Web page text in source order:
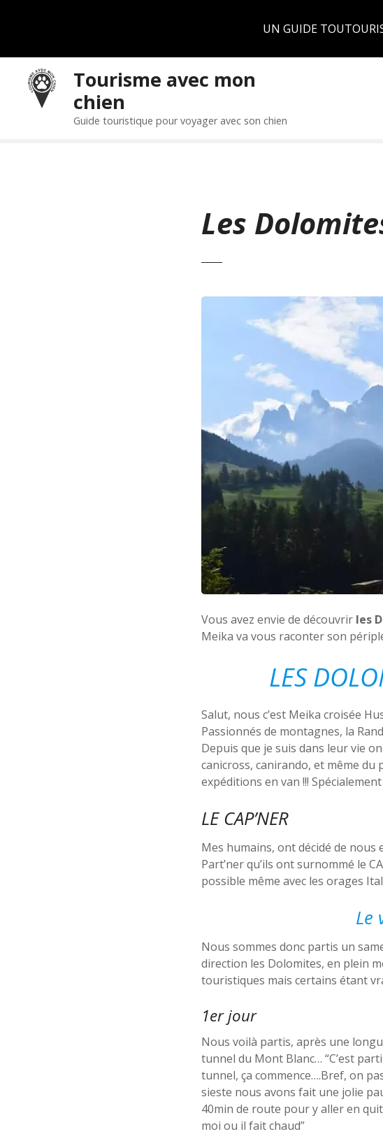
UN GUIDE
Tourisme avec mon
chien
Guide touristique pour voyager avec son chien
Les
Vous avez envie de découvrir les
Meika va vous raconter son
LES
Salut, nous c’est Meika croisée
Passionnés de montagnes, la
Depuis que je suis dans leur vie
canicross, canirando, et même du
expéditions en van !!!
LE CAP’NER
Mes humains, ont décidé de nous
Part’ner qu’ils ont surnommé le
possible même avec les orages
Le
Nous sommes donc partis un
direction les Dolomites, en plein
touristiques mais certains étant
1er jour
Nous voilà partis, après une
tunnel du Mont Blanc… “C’est
tunnel, ça commence….Bref, on
sieste nous avons fait une jolie
40min de route pour y aller en
moi ou il fait chaud”